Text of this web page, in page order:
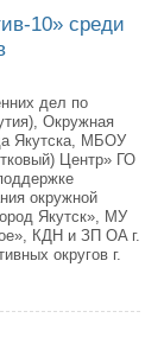
10» среди
дел по
Окружная
Якутска, МБOУ
Центр» ГО
окружной
Якутск», МУ
КДН и ЗП OA г.
округов г.